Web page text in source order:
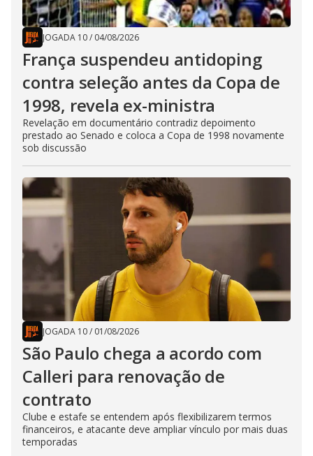
JOGADA 10/ 04/08/2026
França suspendeu antidoping
contra seleção antes da Copa de
1998, revela ex-ministra
Revelação em documentário contradiz depoimento
prestado ao Senado e coloca a Copa de 1998 novamente
sob discussão
JOGADA 10/ 01/08/2026
São Paulo chega a acordo com
Calleri para renovação de
contrato
Clube e estafe se entendem após flexibilizarem termos
financeiros, e atacante deve ampliar vínculo por mais duas
temporadas